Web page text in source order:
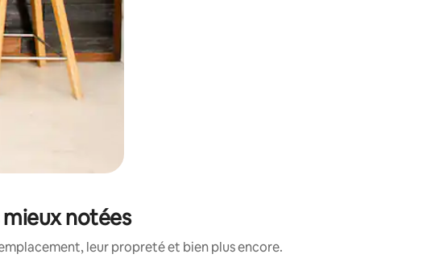
mieux notées
leur propreté et bien plus encore.